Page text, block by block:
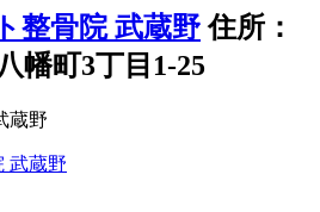
住所：
幡町3丁目1-25
蔵野